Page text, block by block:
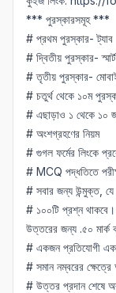
*** পুরস্কারসমূহ ***
# প্রথম পুরস্কার- ট্যাব
# দ্বিতীয় পুরস্কার-
# তৃতীয় পুরস্কার-
# চতুর্থ থেকে ১০ম
# এছাড়াও ১ থেকে ১০
# অংশগ্রহণের নিয়ম
# গুগল ফর্মের লিংকে
# MCQ পদ্ধতিতে
# সবার জন্য উন্মুক্ত,
# ১০০টি প্রশ্ন
উত্তরের জন্য .৫০ মার্ক
# একজন প্রতিযোগী
# সমান নম্বরের ক্ষেত্রে
# উত্তর প্রদান শেষে